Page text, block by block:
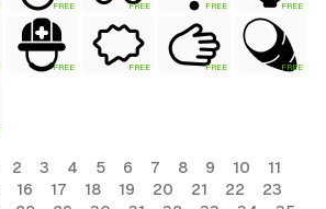
FREE FREE FREE FREE
FREE FREE FREE FREE
2 3 4 5 6 7 8 9 10
11
16 17 18 19 20 21 22
23